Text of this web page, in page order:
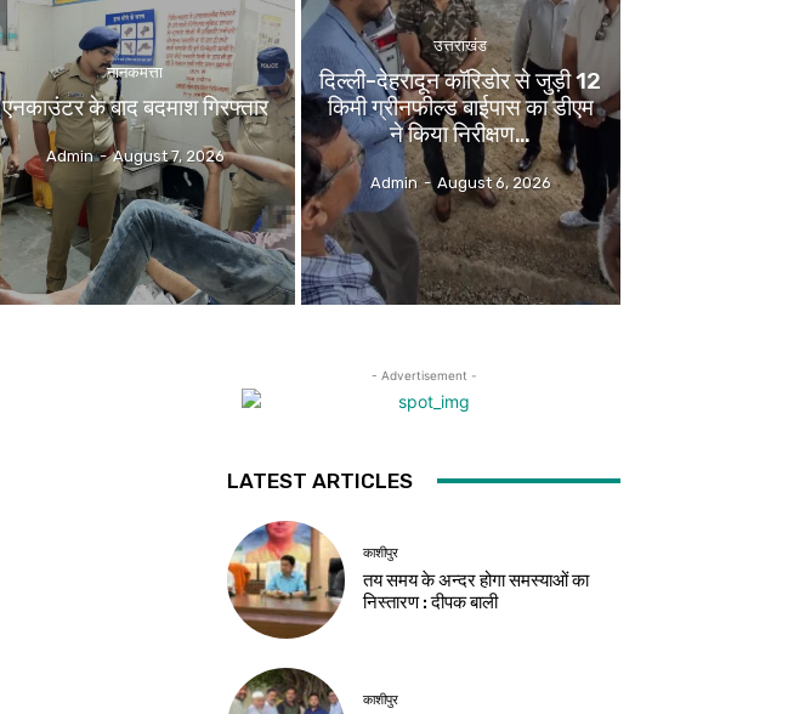
नानकमत्ता
एनकाउंटर के बाद बदमाश गिरफ्तार
Admin - August 7, 2026
उत्तराखंड
दिल्ली-देहरादून कॉरिडोर से जुड़ी 12
किमी ग्रीनफील्ड बाईपास का डीएम
ने किया निरीक्षण…
Admin - August 6, 2026
- Advertisement -
LATEST ARTICLES
काशीपुर
तय समय के अन्दर होगा समस्याओं का
निस्तारण : दीपक बाली
काशीपुर